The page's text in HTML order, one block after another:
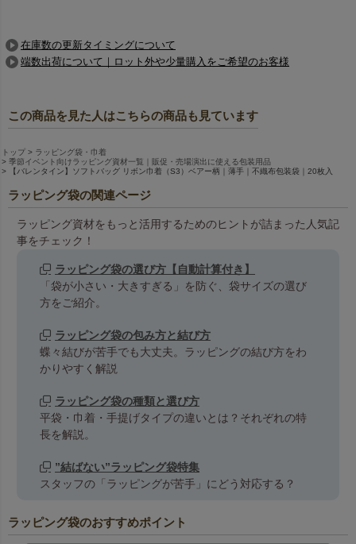
在庫数の更新タイミングについて
端数出荷について｜ロット外や少量購入をご希望のお客様
この商品を見た人はこちらの商品も見ています
トップ
ラッピング袋・巾着
季節イベント向けラッピング資材一覧｜販促・売場演出に使える包装用品
【バレンタイン】ソフトバッグ リボン巾着（S3）ベアー柄｜薄手｜不織布包装袋｜20枚入
ラッピング袋の関連ページ
ラッピング資材をもっと活用するためのヒントが詰まった人気記
事をチェック！
ラッピング袋の選び方【自動計算付き】
「袋が小さい・大きすぎる」を防ぐ、袋サイズの選び
方をご紹介。
ラッピング袋の包み方と結び方
蝶々結びが苦手でも大丈夫。ラッピングの結び方をわ
かりやすく解説
ラッピング袋の種類と選び方
平袋・巾着・手提げタイプの違いとは？それぞれの特
長を解説。
”結ばない”ラッピング袋特集
スタッフの「ラッピングが苦手」にどう対応する？
ラッピング袋のおすすめポイント